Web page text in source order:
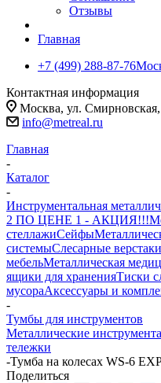
Отзывы
Главная
+7 (499) 288-87-76
Контактная информация
Москва, ул.
info@metreal.ru
Главная
-
Каталог
-
Инструментальная
2 ПО ЦЕНЕ 1 - АКЦИЯ!!!
стеллажиСейфы
системыСлесарные верстаки
мебельМеталлическая
ящики для храненияТиски
мусораАксессуары и
-
Тумбы для инструментов
Металлические
тележки
-Тумба на колесах WS-6
Поделиться